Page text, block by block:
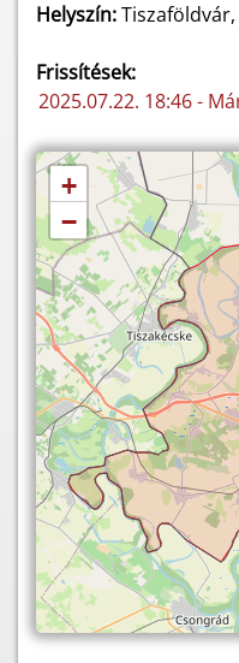
Helyszín:
Frissítések:
2025.07.22. 18:46 -
+
−